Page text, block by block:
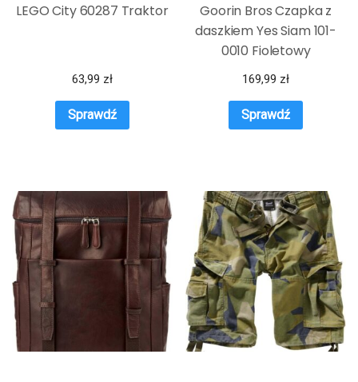
LEGO City 60287 Traktor
63,99 zł
Sprawdź
Goorin Bros Czapka z
daszkiem Yes Siam 101-
0010 Fioletowy
169,99 zł
Sprawdź